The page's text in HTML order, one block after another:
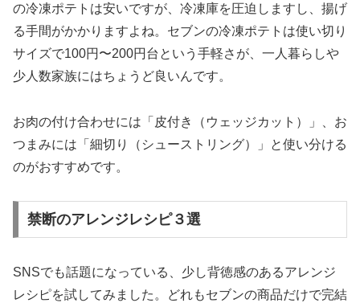
の冷凍ポテトは安いですが、冷凍庫を圧迫しますし、揚げ
る手間がかかりますよね。セブンの冷凍ポテトは使い切り
サイズで100円〜200円台 という手軽さが、一人暮らしや
少人数家族にはちょうど良いんです。
お肉の付け合わせには「皮付き（ウェッジカット）」、お
つまみには「細切り（シューストリング）」と使い分ける
のがおすすめです。
禁断のアレンジレシピ３選
SNSでも話題になっている、少し背徳感のあるアレンジ
レシピを試してみました。どれもセブンの商品だけで完結